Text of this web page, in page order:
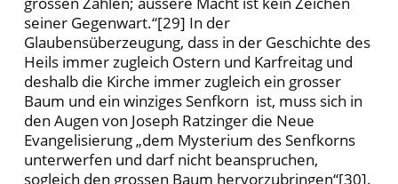
seiner Gegenwart.“[29] In der
Glaubensüberzeugung, dass in der Geschichte des
Heils immer zugleich Ostern und Karfreitag und
deshalb die Kirche immer zugleich ein grosser
Baum und ein winziges Senfkorn ist, muss sich in
den Augen von Joseph Ratzinger die Neue
Evangelisierung „dem Mysterium des Senfkorns
unterwerfen und darf nicht beanspruchen,
sogleich den grossen Baum hervorzubringen“[30].